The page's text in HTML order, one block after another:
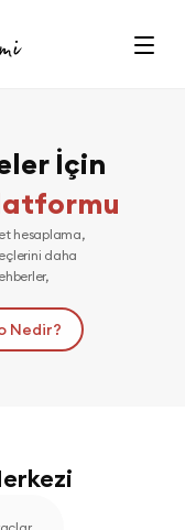
İçin
hesaplama,
daha
Nedir?